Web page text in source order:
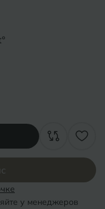
у менеджеров